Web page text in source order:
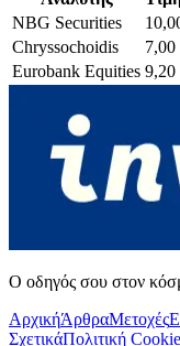
NBG Securities
Chryssochoidis
7,00
Eurobank Equities 9,20
Ο οδηγός σου στον
ΑρχικήΆρθραΜετοχές
ΣχετικάΠολιτική